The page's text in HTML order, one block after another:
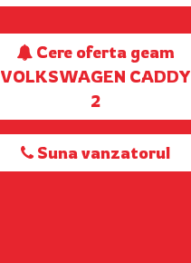
Cere oferta geam
VOLKSWAGEN CADDY
2
Suna vanzatorul